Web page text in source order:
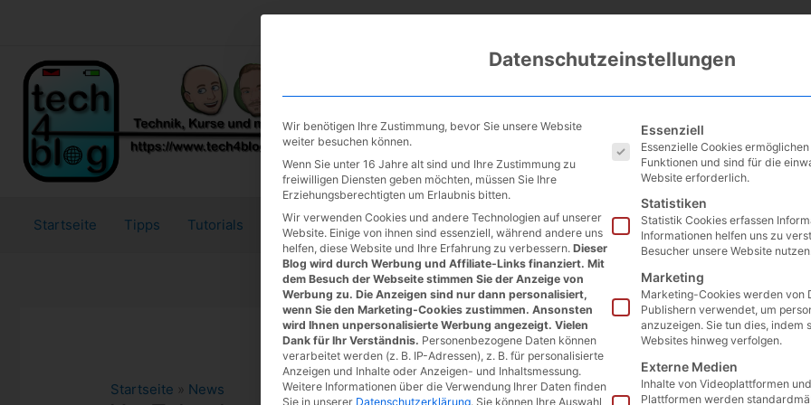
Startseite Tipps Tutorials Tests
Startseite » News
Datenschutzeinstellungen
Wir benötigen Ihre Zustimmung, bevor Sie unsere Website
weiter besuchen können.
Wenn Sie unter 16 Jahre alt sind und Ihre Zustimmung zu
freiwilligen Diensten geben möchten, müssen Sie Ihre
Erziehungsberechtigten um Erlaubnis bitten.
Wir verwenden Cookies und andere Technologien auf unserer
Website. Einige von ihnen sind essenziell, während andere uns
helfen, diese Website und Ihre Erfahrung zu verbessern. Dieser
Blog wird durch Werbung und Affiliate-Links finanziert. Mit
dem Besuch der Webseite stimmen Sie der Anzeige von
Werbung zu. Die Anzeigen sind nur dann personalisiert,
wenn Sie den Marketing-Cookies zustimmen. Ansonsten
wird Ihnen unpersonalisierte Werbung angezeigt. Vielen
Dank für Ihr Verständnis. Personenbezogene Daten können
verarbeitet werden (z. B. IP-Adressen), z. B. für personalisierte
Anzeigen und Inhalte oder Anzeigen- und Inhaltsmessung.
Weitere Informationen über die Verwendung Ihrer Daten finden
Sie in unserer Datenschutzerklärung. Sie können Ihre Auswahl
Es folgt eine Liste der
Essenziell
Essenzielle Cookies
Funktionen und sind für die
Website erforderlich.
Statistiken
Statistik Cookies erfassen
Informationen helfen uns zu
Besucher unsere Website
Marketing
Marketing-Cookies werden von
Publishern verwendet, um
anzuzeigen. Sie tun dies, indem
Websites hinweg verfolgen.
Externe Medien
Inhalte von Videoplattformen
Plattformen werden